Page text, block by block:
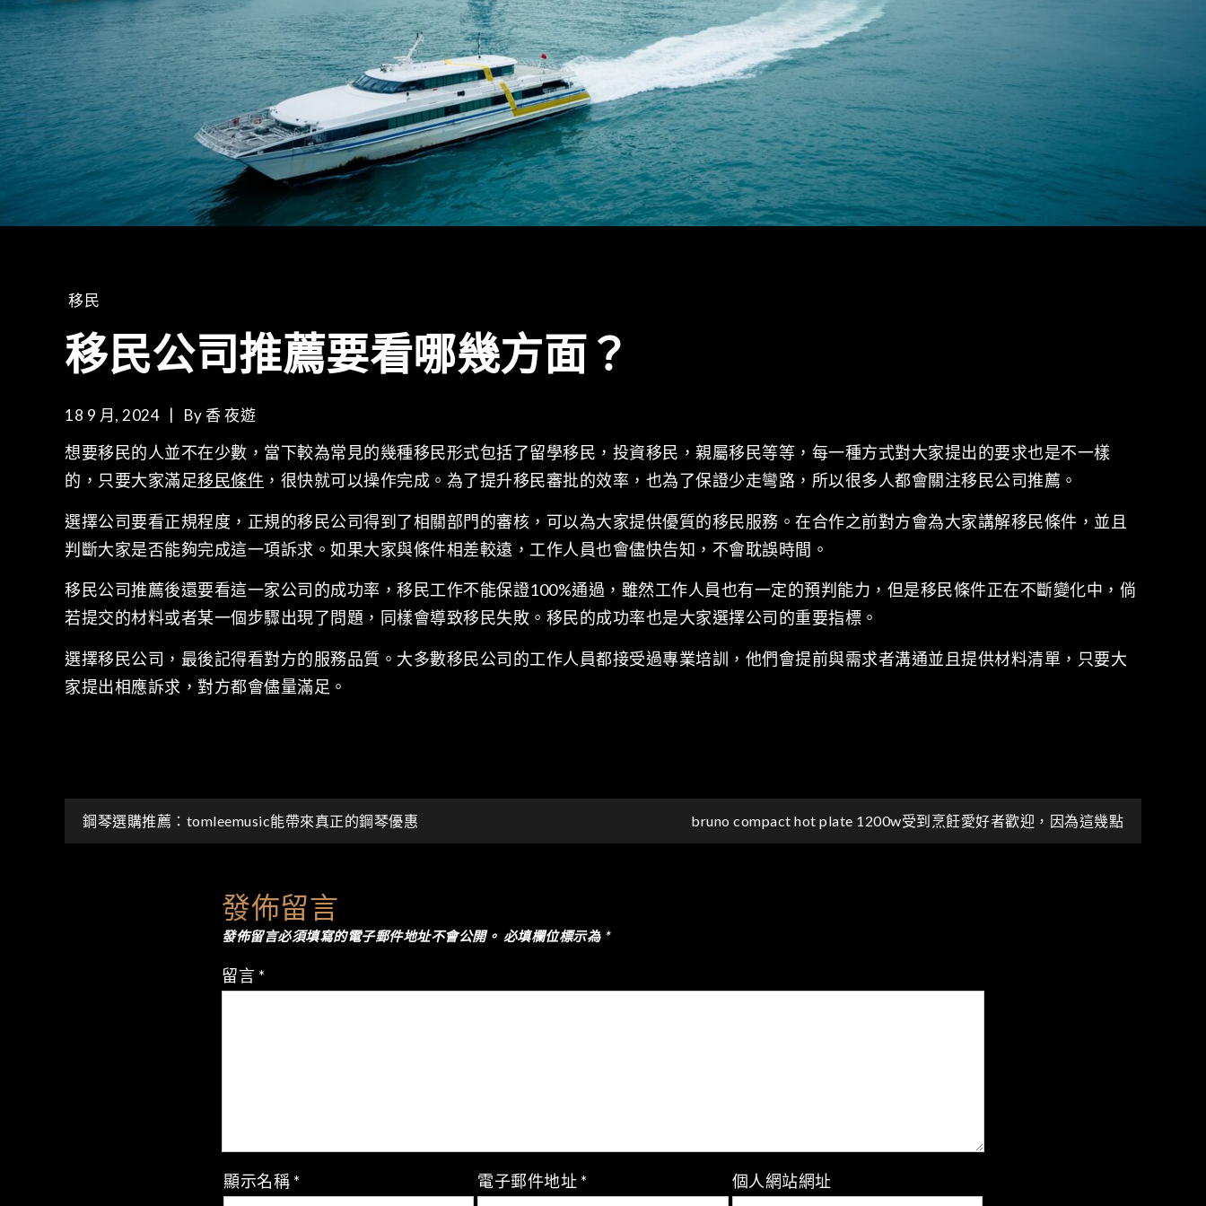
移民
移民公司推薦要看哪幾方面？
18 9 月, 2024 By香 夜遊
想要移民的人並不在少數，當下較為常見的幾種移民形式包括了留學移民，投資移民，親屬移民等等，每一種方式對大家提出的要求也是不一樣
的，只要大家滿足移民條件 ，很快就可以操作完成。為了提升移民審批的效率，也為了保證少走彎路，所以很多人都會關注移民公司推薦。
選擇公司要看正規程度，正規的移民公司得到了相關部門的審核，可以為大家提供優質的移民服務。在合作之前對方會為大家講解移民條件，並且
判斷大家是否能夠完成這一項訴求。如果大家與條件相差較遠，工作人員也會儘快告知，不會耽誤時間。
移民公司推薦後還要看這一家公司的成功率，移民工作不能保證100%通過，雖然工作人員也有一定的預判能力，但是移民條件正在不斷變化中，倘
若提交的材料或者某一個步驟出現了問題，同樣會導致移民失敗。移民的成功率也是大家選擇公司的重要指標。
選擇移民公司，最後記得看對方的服務品質。大多數移民公司的工作人員都接受過專業培訓，他們會提前與需求者溝通並且提供材料清單，只要大
家提出相應訴求，對方都會儘量滿足。
文
鋼琴選購推薦：tomleemusic能帶來真正的鋼琴優惠 bruno compact hot plate 1200w受到烹飪愛好者歡迎，因為這幾點
發佈留言
發佈留言必須填寫的電子郵件地址不會公開。 必填欄位標示為 *
留言 *
顯示名稱 * 電子郵件地址 * 個人網站網址